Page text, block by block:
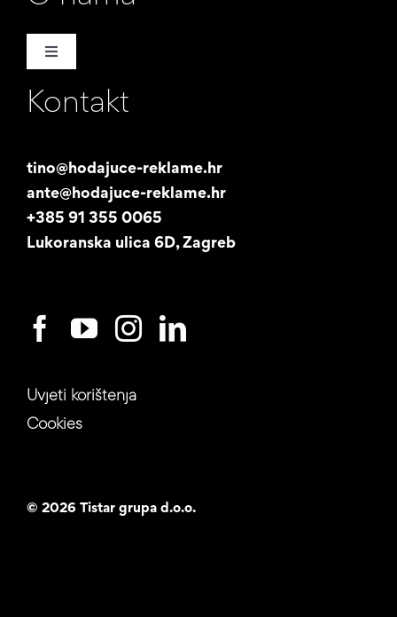
Toggle
Naša priča
Studentski posao
Kontakt
tino@hodajuce-reklame.hr
ante@hodajuce-reklame.hr
+385 91 355 0065
Lukoranska ulica 6D, Zagreb
Uvjeti korištenja
Cookies
© 2026 Tistar grupa d.o.o.